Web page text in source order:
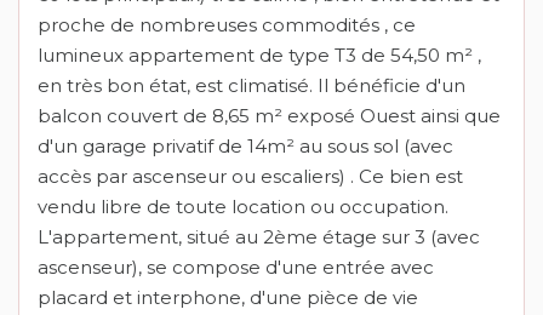
proche de nombreuses commodités , ce
lumineux appartement de type T3 de 54,50 m² ,
en très bon état, est climatisé. Il bénéficie d'un
balcon couvert de 8,65 m² exposé Ouest ainsi que
d'un garage privatif de 14m² au sous sol (avec
accès par ascenseur ou escaliers) . Ce bien est
vendu libre de toute location ou occupation.
L'appartement, situé au 2ème étage sur 3 (avec
ascenseur), se compose d'une entrée avec
placard et interphone, d'une pièce de vie